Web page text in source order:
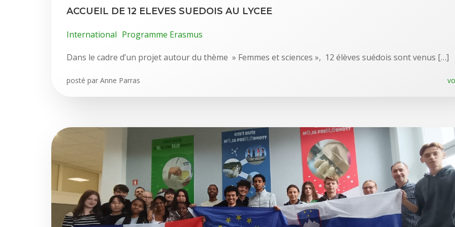
ACCUEIL DE 12 ELEVES SUEDOIS AU LYCEE
International Programme Erasmus
Dans le cadre d’un projet autour du thème » Femmes et sciences », 12 élèves suédois sont venus […]
posté par Anne Parras